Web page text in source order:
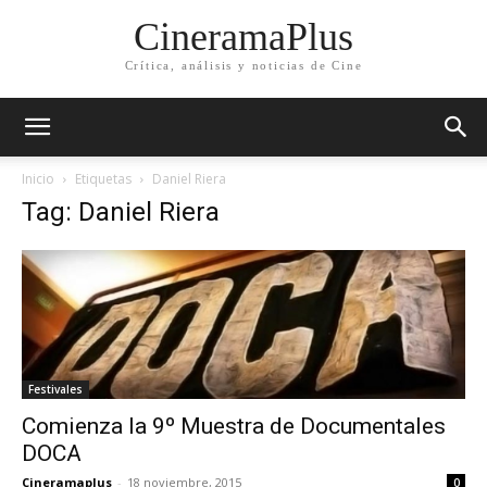
CineramaPlus
Crítica, análisis y noticias de Cine
Inicio Etiquetas Daniel Riera
Tag: Daniel Riera
Festivales
Comienza la 9º Muestra de Documentales
DOCA
Cineramaplus - 18 noviembre, 2015 0